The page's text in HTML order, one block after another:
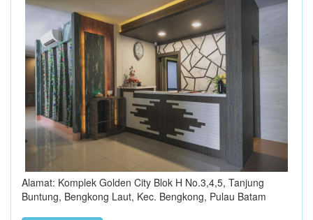
Alamat: Komplek Golden City Blok H No.3,4,5, Tanjung
Buntung, Bengkong Laut, Kec. Bengkong, Pulau Batam